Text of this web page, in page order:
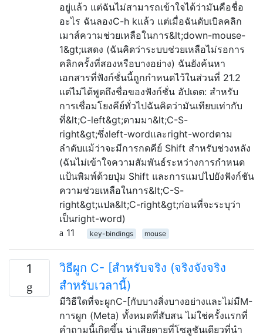
อยู่แล้ว แต่ฉันไม่สามารถเข้าใจได้ว่ามันคือชื่อ
อะไร ฉันลองC-h kแล้ว แต่เมื่อฉันดับเบิลคลิก
เมาส์ความช่วยเหลือในการ&lt;down-mouse-
1&gt;แสดง (ฉันคิดว่าระบบช่วยเหลือไม่รอการ
คลิกครั้งที่สองหรือบางอย่าง) ฉันยังค้นหา
เอกสารที่ฟังก์ชั่นนี้ถูกกำหนดไว้ในส่วนที่ 21.2
แต่ไม่ได้พูดถึงชื่อของฟังก์ชั่น อัปเดต: สำหรับ
การเชื่อมโยงคีย์ทั่วไปฉันคิดว่ามันเทียบเท่ากับ
ที่&lt;C-left&gt;ตามมา&lt;C-S-
right&gt;ซึ่งleft-wordและright-wordตาม
ลำดับแม้ว่าจะมีการกดคีย์ Shift สำหรับช่วงหลัง
(ฉันไม่เข้าใจความสัมพันธ์ระหว่างการกำหนด
แป้นพิมพ์ด้วยปุ่ม Shift และการแมปไปยังฟังก์ชัน
ความช่วยเหลือในการ&lt;C-S-
right&gt;แปล&lt;C-right&gt;ก่อนที่จะระบุว่า
เป็นright-word)
11
key-bindings mouse
1
วิธีผูก C- [สำหรับจริง (จริงจังจริง
สำหรับเวลานี้)
มีวิธีใดที่จะผูกC-[กับบางสิ่งบางอย่างและไม่มีM-
การผูก (Meta) ทั้งหมดที่สับสน ไม่ใช่ครั้งแรกที่
คำถามนี้เกิดขึ้น น่าเสียดายที่โซลูชันเดียวที่นำ